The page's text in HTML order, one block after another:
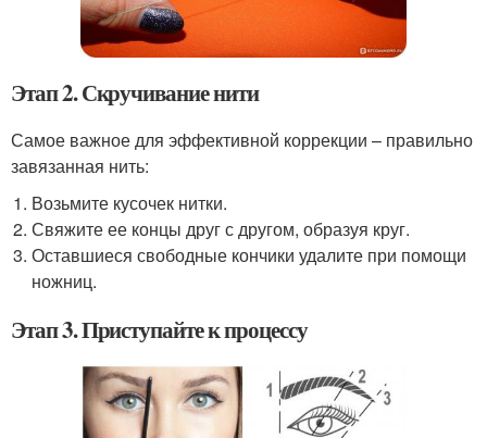
Этап 2. Скручивание нити
Самое важное для эффективной коррекции – правильно
завязанная нить:
Возьмите кусочек нитки.
Свяжите ее концы друг с другом, образуя круг.
Оставшиеся свободные кончики удалите при помощи
ножниц.
Этап 3. Приступайте к процессу